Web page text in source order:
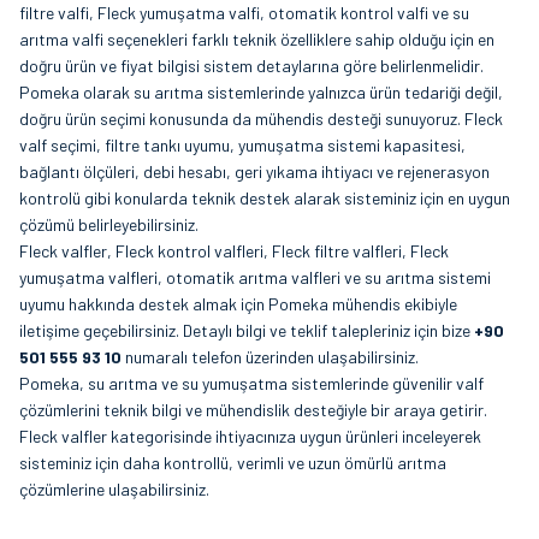
filtre valfi, Fleck yumuşatma valfi, otomatik kontrol valfi ve su
arıtma valfi seçenekleri farklı teknik özelliklere sahip olduğu için en
doğru ürün ve fiyat bilgisi sistem detaylarına göre belirlenmelidir.
Pomeka olarak su arıtma sistemlerinde yalnızca ürün tedariği değil,
doğru ürün seçimi konusunda da mühendis desteği sunuyoruz. Fleck
valf seçimi, filtre tankı uyumu, yumuşatma sistemi kapasitesi,
bağlantı ölçüleri, debi hesabı, geri yıkama ihtiyacı ve rejenerasyon
kontrolü gibi konularda teknik destek alarak sisteminiz için en uygun
çözümü belirleyebilirsiniz.
Fleck valfler, Fleck kontrol valfleri, Fleck filtre valfleri, Fleck
yumuşatma valfleri, otomatik arıtma valfleri ve su arıtma sistemi
uyumu hakkında destek almak için Pomeka mühendis ekibiyle
iletişime geçebilirsiniz. Detaylı bilgi ve teklif talepleriniz için bize +90
501 555 93 10 numaralı telefon üzerinden ulaşabilirsiniz.
Pomeka, su arıtma ve su yumuşatma sistemlerinde güvenilir valf
çözümlerini teknik bilgi ve mühendislik desteğiyle bir araya getirir.
Fleck valfler kategorisinde ihtiyacınıza uygun ürünleri inceleyerek
sisteminiz için daha kontrollü, verimli ve uzun ömürlü arıtma
çözümlerine ulaşabilirsiniz.